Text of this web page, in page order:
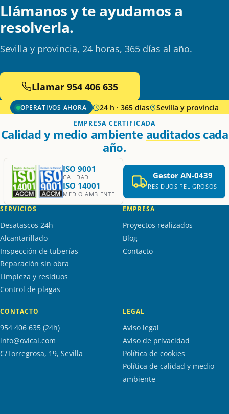
Llámanos y te ayudamos a
resolverla.
Sevilla y provincia, 24 horas, 365 días al año.
Llamar 954 406 635
OPERATIVOS AHORA 24 h · 365 días Sevilla y provincia
EMPRESA CERTIFICADA
Calidad y medio ambiente auditados cada
año.
ISO 9001
CALIDAD
ISO 14001
MEDIO AMBIENTE
Gestor AN-0439
RESIDUOS PELIGROSOS
SERVICIOS
Desatascos 24h
Alcantarillado
Inspección de tuberías
Reparación sin obra
Limpieza y residuos
Control de plagas
EMPRESA
Proyectos realizados
Blog
Contacto
CONTACTO
954 406 635 (24h)
info@ovical.com
C/Torregrosa, 19, Sevilla
LEGAL
Aviso legal
Aviso de privacidad
Política de cookies
Política de calidad y medio
ambiente